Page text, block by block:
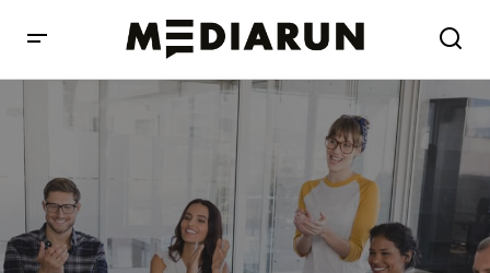
Te firmy pokazują, że w trudnych czasach można odnieść